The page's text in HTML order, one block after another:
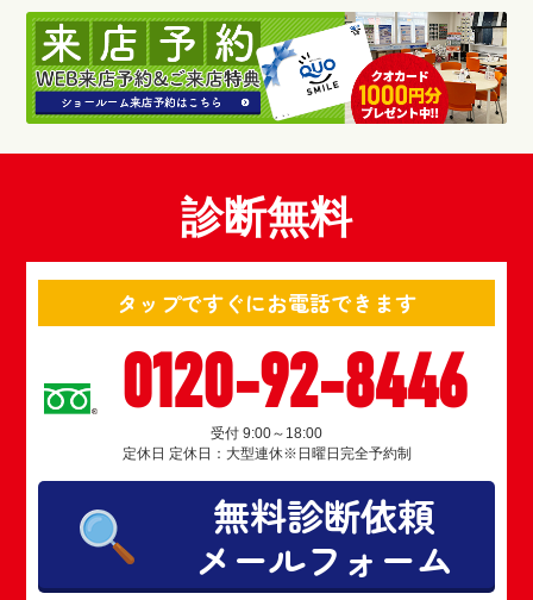
診断無料
タップですぐにお電話できます
0120-92-8446
受付 9:00～18:00
定休日 定休日：大型連休※日曜日完全予約制
無料診断依頼
メールフォーム